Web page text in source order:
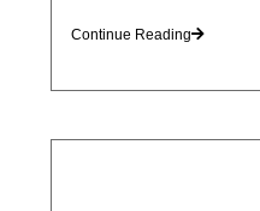
Continue Reading